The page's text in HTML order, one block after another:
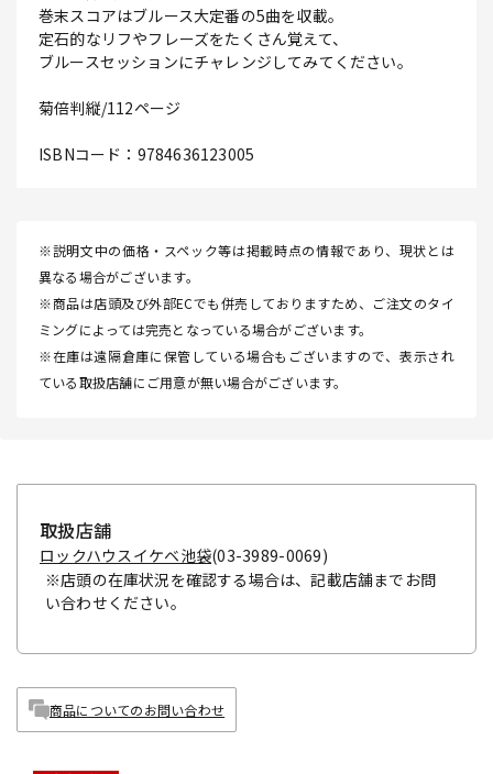
巻末スコアはブルース大定番の5曲を収載。
定石的なリフやフレーズをたくさん覚えて、
ブルースセッションにチャレンジしてみてください。
菊倍判縦/112ページ
ISBNコード：9784636123005
※説明文中の価格・スペック等は掲載時点の情報であり、現状とは
異なる場合がございます。
※商品は店頭及び外部ECでも併売しておりますため、ご注文のタイ
ミングによっては完売となっている場合がございます。
※在庫は遠隔倉庫に保管している場合もございますので、表示され
ている取扱店舗にご用意が無い場合がございます。
取扱店舗
ロックハウスイケベ池袋(03-3989-0069)
※店頭の在庫状況を確認する場合は、記載店舗までお問
い合わせください。
商品についてのお問い合わせ